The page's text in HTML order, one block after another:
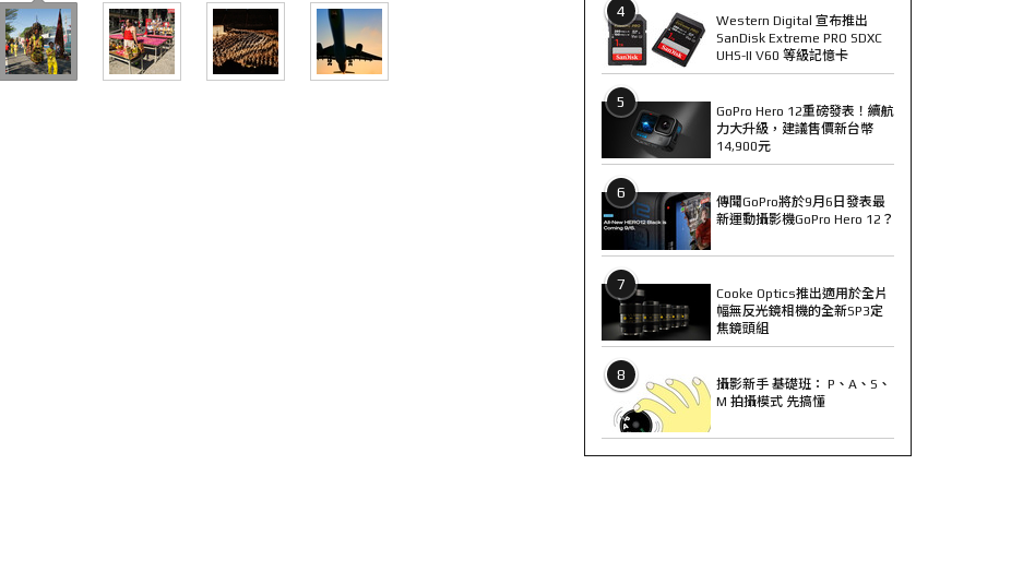
4
Western Digital 宣布推出
SanDisk Extreme PRO SDXC
UHS-II V60 等級記憶卡
5
GoPro Hero 12重磅發表！續航
力大升級，建議售價新台幣
14,900元
6
傳聞GoPro將於9月6日發表最
新運動攝影機GoPro Hero 12？
7
Cooke Optics推出適用於全片
幅無反光鏡相機的全新SP3定
焦鏡頭組
8
攝影新手 基礎班： P、A、S、
M 拍攝模式 先搞懂